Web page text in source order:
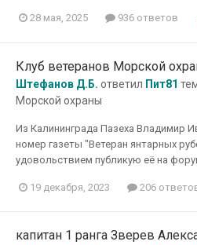
28 мая, 2025 936 ответов
Клуб ветеранов Морской
Штефанов Д.Б. ответил Пит81
Морской охраны
Из Калининграда Пазеха Владимир
номер газеты "Ветеран янтарных
удовольствием публикую её на
19 декабря, 2023 206
капитан 1 ранга Зверев